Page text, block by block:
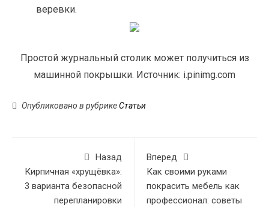
веревки.
Простой журнальный столик может получиться из
машинной покрышки. Источник: i.pinimg.com
Опубликовано в рубрикеСтатьи
Назад
Кирпичная «хрущёвка»:
3 варианта безопасной
перепланировки
Вперед
Как своими руками
покрасить мебель как
профессионал: советы